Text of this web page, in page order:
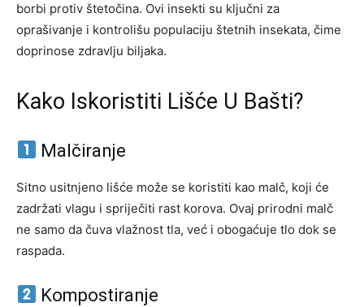
borbi protiv štetočina. Ovi insekti su ključni za
oprašivanje i kontrolišu populaciju štetnih insekata, čime
doprinose zdravlju biljaka.
Kako Iskoristiti Lišće U Bašti?
Malčiranje
Sitno usitnjeno lišće može se koristiti kao malč, koji će
zadržati vlagu i spriječiti rast korova. Ovaj prirodni malč
ne samo da čuva vlažnost tla, već i obogaćuje tlo dok se
raspada.
Kompostiranje